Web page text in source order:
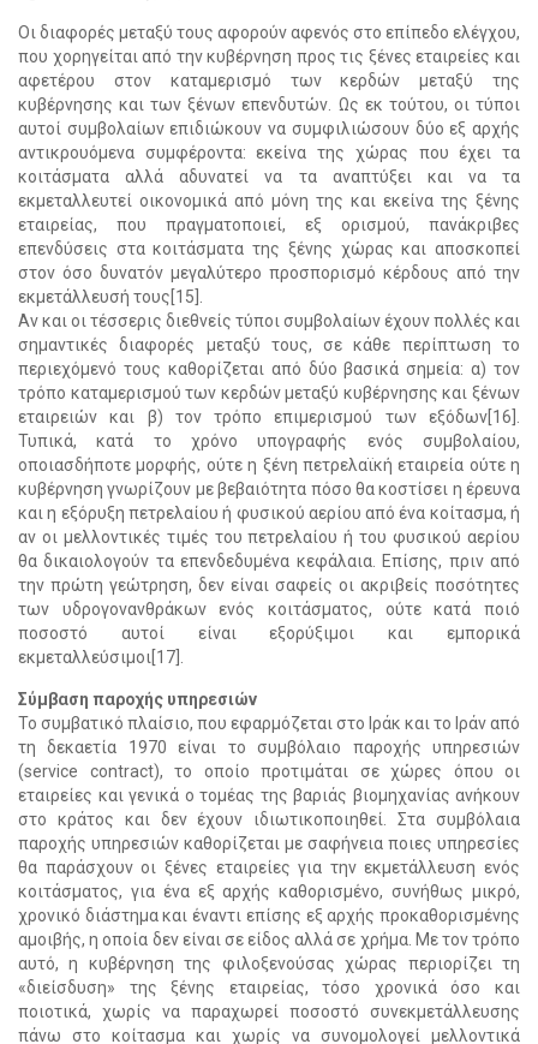
Οι διαφορές μεταξύ τους αφορούν αφενός στο επίπεδο ελέγχου,
που χορηγείται από την κυβέρνηση προς τις ξένες εταιρείες και
αφετέρου στον καταμερισμό των κερδών μεταξύ της
κυβέρνησης και των ξένων επενδυτών. Ως εκ τούτου, οι τύποι
αυτοί συμβολαίων επιδιώκουν να συμφιλιώσουν δύο εξ αρχής
αντικρουόμενα συμφέροντα: εκείνα της χώρας που έχει τα
κοιτάσματα αλλά αδυνατεί να τα αναπτύξει και να τα
εκμεταλλευτεί οικονομικά από μόνη της και εκείνα της ξένης
εταιρείας, που πραγματοποιεί, εξ ορισμού, πανάκριβες
επενδύσεις στα κοιτάσματα της ξένης χώρας και αποσκοπεί
στον όσο δυνατόν μεγαλύτερο προσπορισμό κέρδους από την
εκμετάλλευσή τους[15].
Αν και οι τέσσερις διεθνείς τύποι συμβολαίων έχουν πολλές και
σημαντικές διαφορές μεταξύ τους, σε κάθε περίπτωση το
περιεχόμενό τους καθορίζεται από δύο βασικά σημεία: α) τον
τρόπο καταμερισμού των κερδών μεταξύ κυβέρνησης και ξένων
εταιρειών και β) τον τρόπο επιμερισμού των εξόδων[16].
Τυπικά, κατά το χρόνο υπογραφής ενός συμβολαίου,
οποιασδήποτε μορφής, ούτε η ξένη πετρελαϊκή εταιρεία ούτε η
κυβέρνηση γνωρίζουν με βεβαιότητα πόσο θα κοστίσει η έρευνα
και η εξόρυξη πετρελαίου ή φυσικού αερίου από ένα κοίτασμα, ή
αν οι μελλοντικές τιμές του πετρελαίου ή του φυσικού αερίου
θα δικαιολογούν τα επενδεδυμένα κεφάλαια. Επίσης, πριν από
την πρώτη γεώτρηση, δεν είναι σαφείς οι ακριβείς ποσότητες
των υδρογονανθράκων ενός κοιτάσματος, ούτε κατά ποιό
ποσοστό αυτοί είναι εξορύξιμοι και εμπορικά
εκμεταλλεύσιμοι[17].
Σύμβαση παροχής υπηρεσιών
Το συμβατικό πλαίσιο, που εφαρμόζεται στο Ιράκ και το Ιράν από
τη δεκαετία 1970 είναι το συμβόλαιο παροχής υπηρεσιών
(service contract), το οποίο προτιμάται σε χώρες όπου οι
εταιρείες και γενικά ο τομέας της βαριάς βιομηχανίας ανήκουν
στο κράτος και δεν έχουν ιδιωτικοποιηθεί. Στα συμβόλαια
παροχής υπηρεσιών καθορίζεται με σαφήνεια ποιες υπηρεσίες
θα παράσχουν οι ξένες εταιρείες για την εκμετάλλευση ενός
κοιτάσματος, για ένα εξ αρχής καθορισμένο, συνήθως μικρό,
χρονικό διάστημα και έναντι επίσης εξ αρχής προκαθορισμένης
αμοιβής, η οποία δεν είναι σε είδος αλλά σε χρήμα. Με τον τρόπο
αυτό, η κυβέρνηση της φιλοξενούσας χώρας περιορίζει τη
«διείσδυση» της ξένης εταιρείας, τόσο χρονικά όσο και
ποιοτικά, χωρίς να παραχωρεί ποσοστό συνεκμετάλλευσης
πάνω στο κοίτασμα και χωρίς να συνομολογεί μελλοντικά